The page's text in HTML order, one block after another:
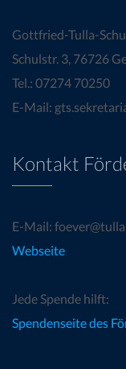
Gottfried-Tulla-
Schulstr. 3, 76726
Tel.: 07274 70250
E-Mail:
Kontakt
E-Mail:
Webseite
Jede Spende hilft:
Spendenseite des